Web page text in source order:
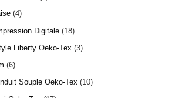
4
Digitale 18
Liberty Oeko-Tex
3
6
Souple Oeko-Tex
10